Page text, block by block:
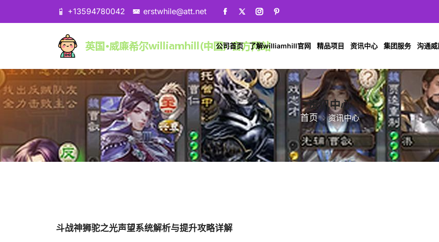
+13594780042 erstwhile@att.net
公司首页 了解williamhill官网 精品项目 资讯中心 集团服务 沟通
资讯中心
首页 资讯中心
斗战神狮驼之光声望系统解析与提升攻略详解